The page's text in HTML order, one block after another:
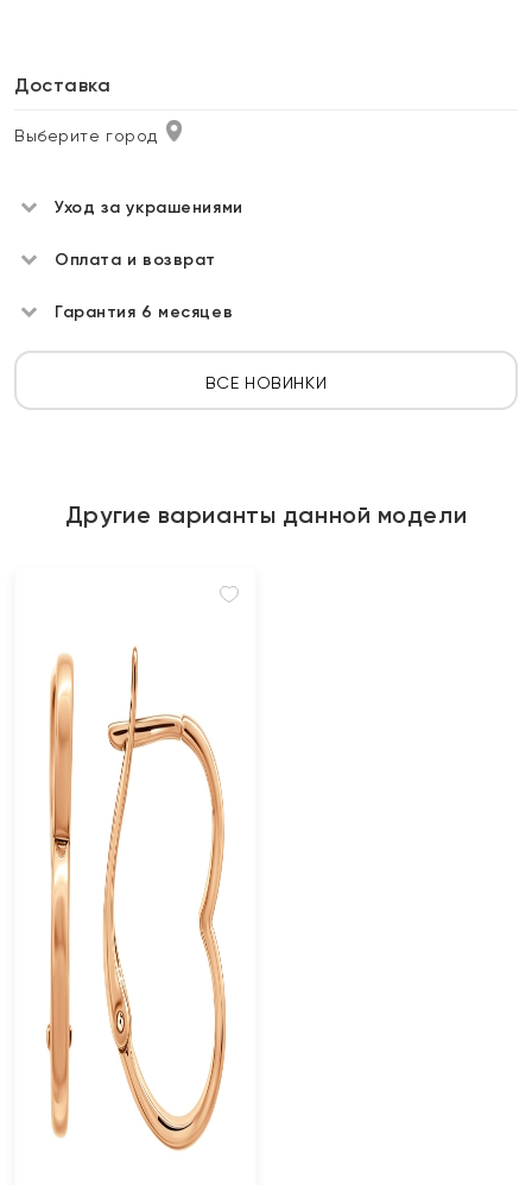
Доставка
Выберите город
Уход за украшениями
Оплата и возврат
Гарантия 6 месяцев
ВСЕ НОВИНКИ
Другие варианты данной модели